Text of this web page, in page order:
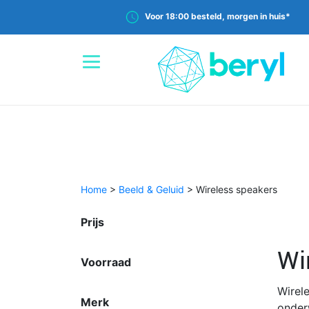
Voor 18:00 besteld, morgen in huis*
Home > Beeld & Geluid > Wireless speakers
Prijs
Voorraad
Merk